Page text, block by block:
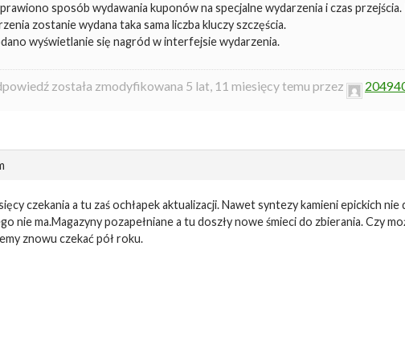
sposób wydawania kuponów na specjalne wydarzenia i czas
zostanie wydana taka sama liczba kluczy szczęścia.
wyświetlanie się nagród w interfejsie wydarzenia.
została zmodyfikowana 5 lat, 11 miesięcy temu przez
czekania a tu zaś ochłapek aktualizacji. Nawet syntezy kamieni epickich
nie ma.Magazyny pozapełniane a tu doszły nowe śmieci do zbierania. Czy
znowu czekać pół roku.